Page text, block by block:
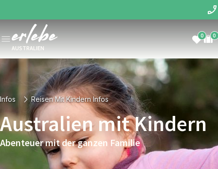
AUSTRALIEN
0 0
Infos Reisen Mit Kindern Infos
Australien mit Kindern
Abenteuer mit der ganzen Familie